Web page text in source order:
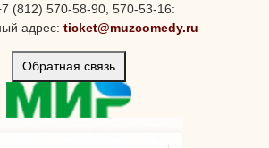
(812) 570-58-90, 570-53-16:
адрес: ticket@muzcomedy.ru
Обратная связь